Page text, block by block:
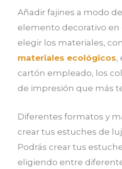
Añadir fajines a modo
elemento decorativo en
elegir los materiales,
materiales ecológicos,
cartón empleado, los
de impresión que más
Diferentes formatos y
crear tus estuches de
Podrás crear tus
eligiendo entre